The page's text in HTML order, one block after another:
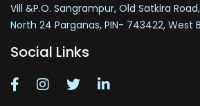
Vill &P.O. Sangrampur, Old Satkira
North 24 Parganas, PIN- 743422, West
Social Links